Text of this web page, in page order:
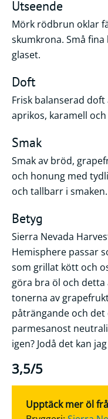
Utseende
Mörk rödbrun oklar
skumkrona. Små
glaset.
Doft
Frisk balanserad
aprikos, karamell
Smak
Smak av bröd,
och honung med
och tallbarr i smaken.
Betyg
Sierra Nevada
Hemisphere passar
som grillat kött och
göra bra öl och detta
tonerna av
påträngande och
parmesanost
igen? Jodå det kan
3,5/5
Upptäck mer öl